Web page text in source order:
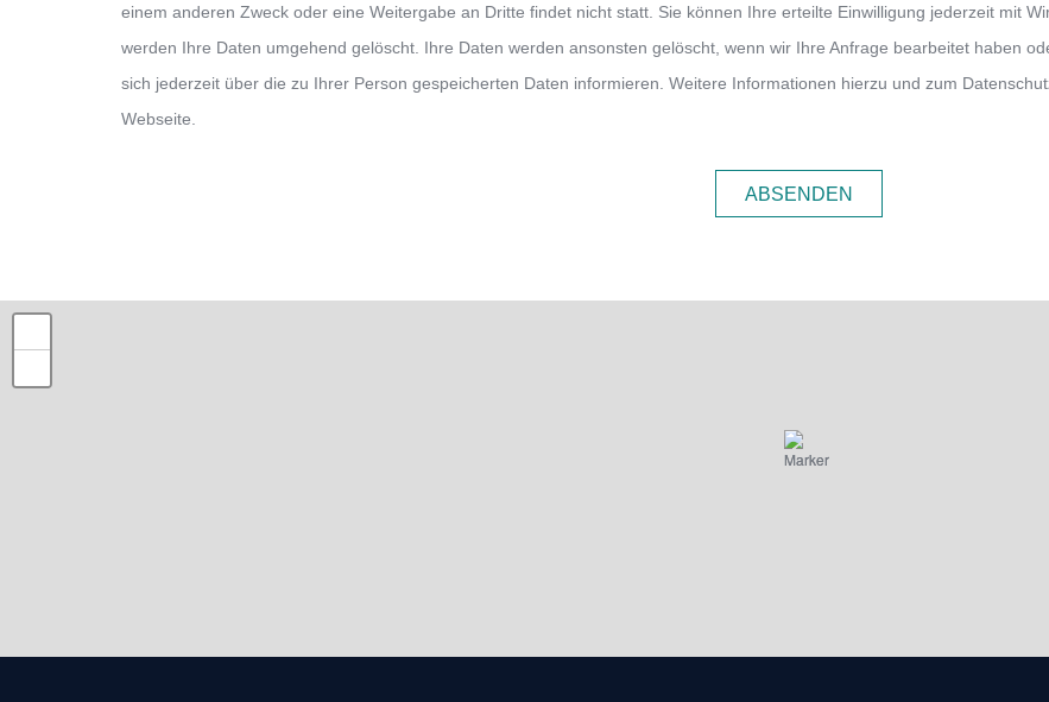
einem anderen Zweck oder eine Weitergabe an Dritte findet nicht statt. Sie können Ihre erteilte Einwilligung jederzeit mit
werden Ihre Daten umgehend gelöscht. Ihre Daten werden ansonsten gelöscht, wenn wir Ihre Anfrage bearbeitet haben
sich jederzeit über die zu Ihrer Person gespeicherten Daten informieren. Weitere Informationen hierzu und zum
Webseite.
ABSENDEN